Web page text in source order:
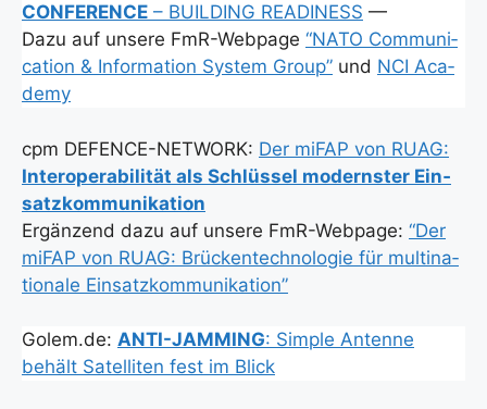
CONFERENCE – BUILDING READINESS —
Dazu auf unse­re FmR-Web­page “NATO Com­mu­ni­
ca­ti­on & Infor­ma­ti­on Sys­tem Group” und NCI Aca­
de­my
cpm DEFENCE-NETWORK: Der miFAP von RUAG:
Inter­ope­ra­bi­li­tät als Schlüs­sel moderns­ter Ein­
satz­kom­mu­ni­ka­ti­on
Ergän­zend dazu auf unse­re FmR-Web­page: “Der
miFAP von RUAG: Brü­cken­tech­no­lo­gie für mul­ti­na­
tio­na­le Ein­satz­kom­mu­ni­ka­ti­on”
Golem.de: ANTI-JAMMING: Simp­le Anten­ne
behält Satel­li­ten fest im Blick